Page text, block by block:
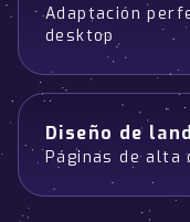
Adaptación
desktop
Diseño de
Páginas de alta